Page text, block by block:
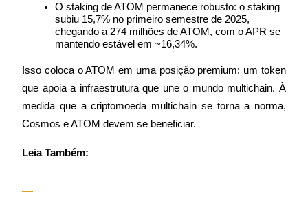
Investimento Automático
O staking de ATOM permanece robusto: o staking
subiu 15,7% no primeiro semestre de 2025,
chegando a 274 milhões de ATOM, com o APR se
mantendo estável em ~16,34%.
Isso coloca o ATOM em uma posição premium: um token
que apoia a infraestrutura que une o mundo multichain. À
medida que a criptomoeda multichain se torna a norma,
Cosmos e ATOM devem se beneficiar.
Leia Também: